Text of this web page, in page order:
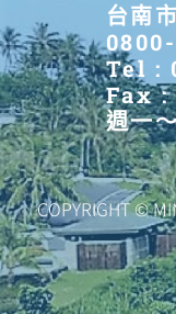
台南
Tel :
Fax :
週一
COPYRIGHT ©